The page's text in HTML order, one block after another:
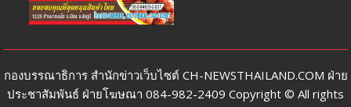
กองบรรณาธิการ สำนักข่าวเว็บไซต์ CH-NEWSTHAILAND.COM ฝ่าย
ประชาสัมพันธ์ ฝ่ายโฆษณา 084-982-2409 Copyright © All rights